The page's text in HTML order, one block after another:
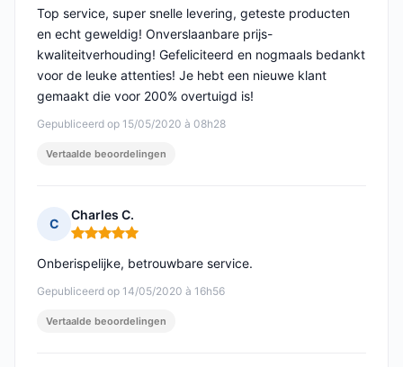
Gepubliceerd op 15/05/2020 à 08h28
Top service, super snelle levering, geteste producten
en echt geweldig! Onverslaanbare prijs-
kwaliteitverhouding! Gefeliciteerd en nogmaals bedankt
voor de leuke attenties! Je hebt een nieuwe klant
gemaakt die voor 200% overtuigd is!
Vertaalde beoordelingen
C
Charles C.
Opmerking: 5 van 5
Gepubliceerd op 14/05/2020 à 16h56
Onberispelijke, betrouwbare service.
Vertaalde beoordelingen